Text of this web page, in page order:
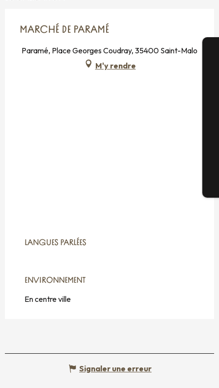
MARCHÉ DE PARAMÉ
Paramé, Place Georges Coudray, 35400 Saint-Malo
M'y rendre
LANGUES PARLÉES
LANGUES PARLÉES
ENVIRONNEMENT
ENVIRONNEMENT
En centre ville
Signaler une erreur